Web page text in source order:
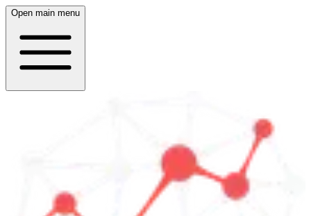
Open main menu